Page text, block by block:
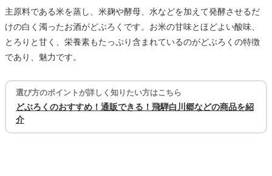
主原料である米を蒸し、米麹や酵母、水などを加えて発酵させるだ
けの白く濁ったお酒がどぶろくです。お米の甘味とほどよい酸味、
とろりと甘く、栄養素もたっぷり含まれているのがどぶろくの特徴
であり、魅力です。
選び方のポイントが詳しく知りたい方はこちら
どぶろくのおすすめ！通販できる！飛騨白川郷などの商品を紹
介